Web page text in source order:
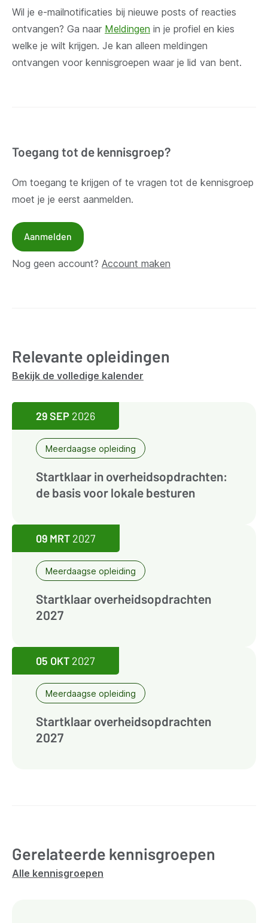
Wil je e-mailnotificaties bij nieuwe posts of reacties
ontvangen? Ga naar Meldingen in je profiel en kies
welke je wilt krijgen. Je kan alleen meldingen
ontvangen voor kennisgroepen waar je lid van bent.
Toegang tot de kennisgroep?
Om toegang te krijgen of te vragen tot de kennisgroep
moet je je eerst aanmelden.
Aanmelden
Nog geen account? Account maken
Relevante opleidingen
Bekijk de volledige kalender
29 SEP 2026
Meerdaagse opleiding
Startklaar in overheidsopdrachten:
de basis voor lokale besturen
09 MRT 2027
Meerdaagse opleiding
Startklaar overheidsopdrachten
2027
05 OKT 2027
Meerdaagse opleiding
Startklaar overheidsopdrachten
2027
Gerelateerde kennisgroepen
Alle kennisgroepen